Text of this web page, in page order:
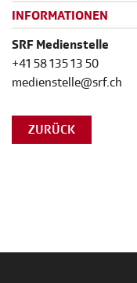
INFORMATIONEN
SRF Medienstelle
+41 58 135 13 50
medienstelle@srf.ch
ZURÜCK